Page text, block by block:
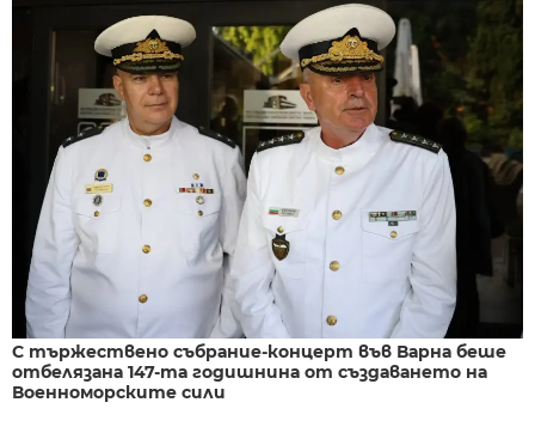
С тържествено събрание-концерт във Варна беше
отбелязана 147-та годишнина от създаването на
Военноморските сили